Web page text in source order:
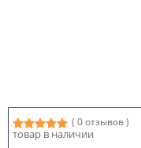
( 0 отзывов )
товар в наличии